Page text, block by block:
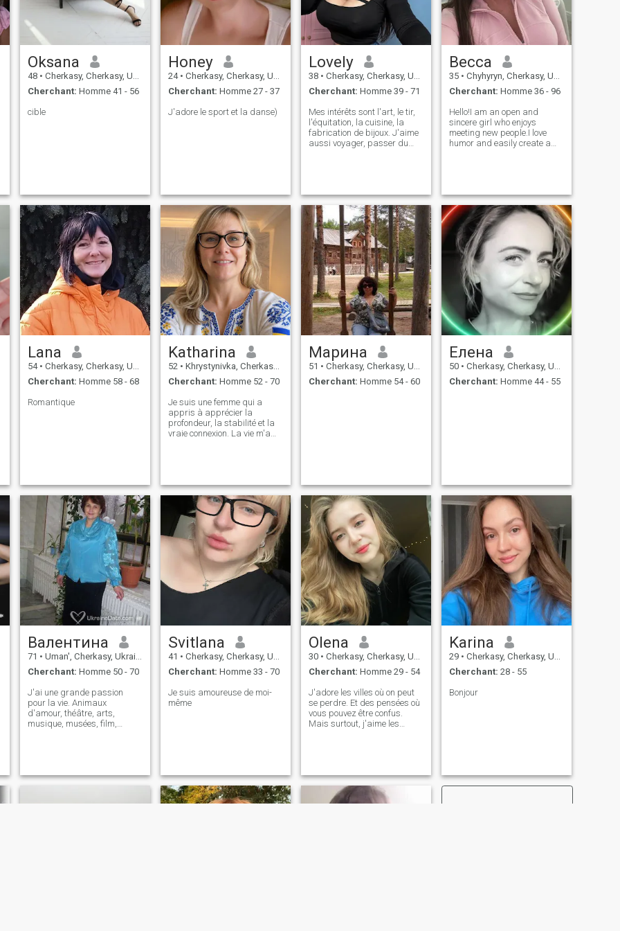
Oksana
48 • Cherkasy, Cherkasy, Ukraine
Cherchant: Homme 41 - 56
cible
Honey
24 • Cherkasy, Cherkasy, Ukraine
Cherchant: Homme 27 - 37
J'adore le sport et la danse)
Lovely
38 • Cherkasy, Cherkasy, Ukraine
Cherchant: Homme 39 - 71
Mes intérêts sont l'art, le tir,
l'équitation, la cuisine, la
fabrication de bijoux. J'aime
aussi voyager, passer du
Becca
35 • Chyhyryn, Cherkasy, Ukraine
Cherchant: Homme 36 - 96
Hello!I am an open and
sincere girl who enjoys
meeting new people.I love
humor and easily create a
discover new cultures,
traditions and lifes
Lana
54 • Cherkasy, Cherkasy, Ukraine
Cherchant: Homme 58 - 68
Romantique
Katharina
52 • Khrystynivka, Cherkasy, Ukraine
Cherchant: Homme 52 - 70
Je suis une femme qui a
appris à apprécier la
profondeur, la stabilité et la
vraie connexion. La vie m'a
les choses, et je ne fais pas
semblant. Je suis sincère,
féminine, équilibrée sur le
plan affectif et respectueuse
envers moi- même et les
autres. J'apprécie
l'honnêteté, la loyauté et la
cohérence. Je crois qu'une
relation devrait être un
endroit sûr où deux
personnes se soutiennent
ensemble et profitent à la fois
m'occuper des autres, les
écouter et créer autour de moi
une atmosphère chaleureuse
et paisible. J'ai confiance en
la tendresse, l'attention et la
proximité affective. Les jeux
Марина
51 • Cherkasy, Cherkasy, Ukraine
Cherchant: Homme 54 - 60
Елена
50 • Cherkasy, Cherkasy, Ukraine
Cherchant: Homme 44 - 55
Валентина
71 • Uman', Cherkasy, Ukraine
Cherchant: Homme 50 - 70
J'ai une grande passion
pour la vie. Animaux
d'amour, théâtre, arts,
musique, musées, film,
crois vraiment à vivre au
Svitlana
41 • Cherkasy, Cherkasy, Ukraine
Cherchant: Homme 33 - 70
Je suis amoureuse de moi-
même
Olena
30 • Cherkasy, Cherkasy, Ukraine
Cherchant: Homme 29 - 54
J'adore les villes où on peut
se perdre. Et des pensées où
vous pouvez être confus.
Mais surtout, j'aime les
valise et revenir avec quelque
chose de très important à
l'intérieur.
Karina
29 • Cherkasy, Cherkasy, Ukraine
Cherchant: 28 - 55
Bonjour